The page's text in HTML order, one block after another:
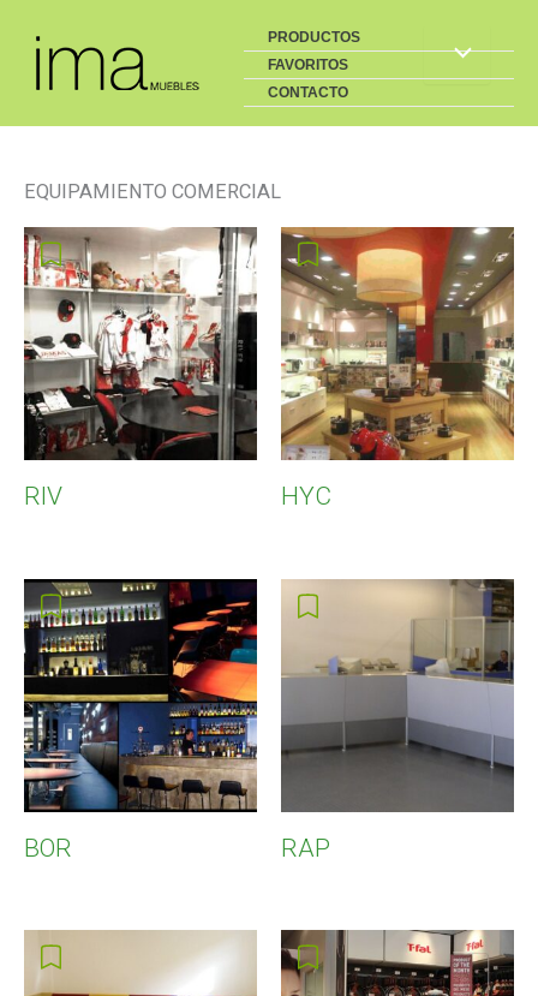
PRODUCTOS
FAVORITOS
CONTACTO
EQUIPAMIENTO COMERCIAL
RIV HYC
BOR RAP